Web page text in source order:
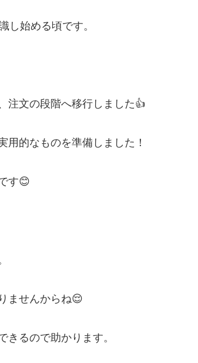
し始める頃です。
注文の段階へ移行しました👍
的なものを準備しました！
す😊
ませんからね😌
きるので助かります。